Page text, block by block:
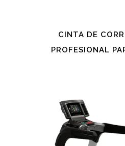
CINTA DE
PROFESIONAL